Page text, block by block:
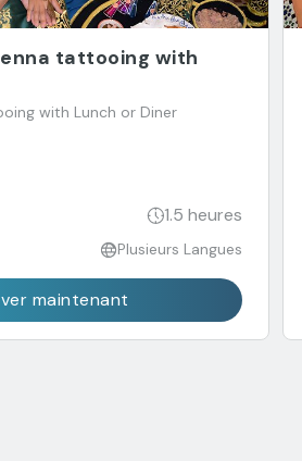
tattooing with
with Lunch or Diner
1.5 heures
Plusieurs Langues
maintenant